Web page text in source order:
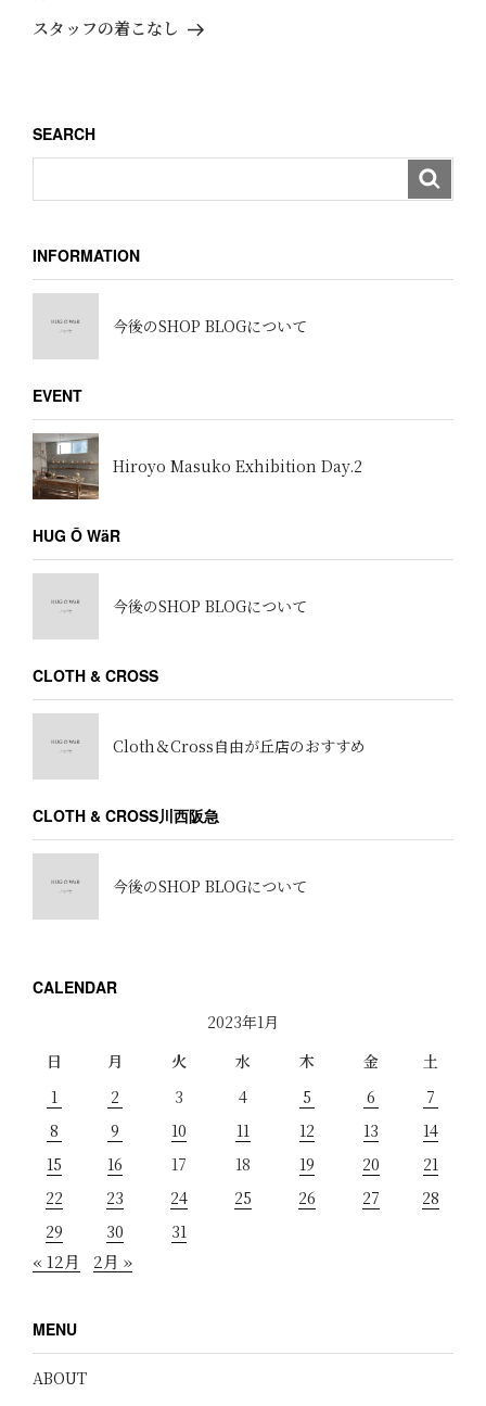
ゲ
ン
稿
の
スタッフの着こなし
SEARCH
INFORMATION
今後のSHOP BLOGについて
EVENT
Hiroyo Masuko Exhibition Day.2
HUG Ō WäR
今後のSHOP BLOGについて
CLOTH & CROSS
Cloth＆Cross自由が丘店のおすすめ
CLOTH & CROSS川西阪急
今後のSHOP BLOGについて
CALENDAR
2023年1月
日
月 火 水 木 金
土
1
2 3 4 5 6
7
8
9 10 11 12 13
14
15
16 17 18 19 20
21
22
23 24 25 26 27
28
29
30 31
« 12月 2月 »
MENU
ABOUT